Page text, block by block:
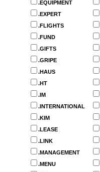
.EQUIPMENT
.EXPERT
.FLIGHTS
.FUND
.GIFTS
.GRIPE
.HAUS
.HT
.IM
.INTERNATIONAL
.KIM
.LEASE
.LINK
.MANAGEMENT
.MENU